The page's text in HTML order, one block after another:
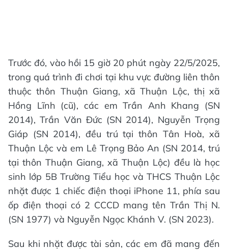
Trước đó, vào hồi 15 giờ 20 phút ngày 22/5/2025,
trong quá trình đi chơi tại khu vực đường liên thôn
thuộc thôn Thuận Giang, xã Thuận Lộc, thị xã
Hồng Lĩnh (cũ), các em Trần Anh Khang (SN
2014), Trần Văn Đức (SN 2014), Nguyễn Trọng
Giáp (SN 2014), đều trú tại thôn Tân Hoà, xã
Thuận Lộc và em Lê Trọng Bảo An (SN 2014, trú
tại thôn Thuận Giang, xã Thuận Lộc) đều là học
sinh lớp 5B Trường Tiểu học và THCS Thuận Lộc
nhặt được 1 chiếc điện thoại iPhone 11, phía sau
ốp điện thoại có 2 CCCD mang tên Trần Thị N.
(SN 1977) và Nguyễn Ngọc Khánh V. (SN 2023).
Sau khi nhặt được tài sản, các em đã mang đến